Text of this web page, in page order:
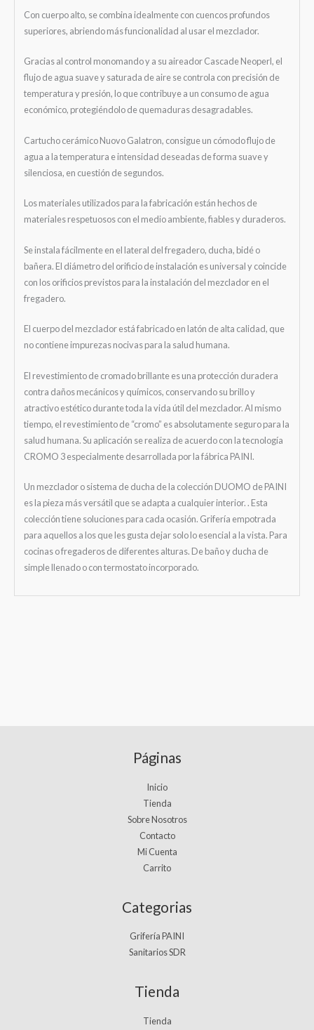
Con cuerpo alto, se combina idealmente con cuencos profundos
superiores, abriendo más funcionalidad al usar el mezclador.
Gracias al control monomando y a su aireador Cascade Neoperl, el
flujo de agua suave y saturada de aire se controla con precisión de
temperatura y presión, lo que contribuye a un consumo de agua
económico, protegiéndolo de quemaduras desagradables.
Cartucho cerámico Nuovo Galatron, consigue un cómodo flujo de
agua a la temperatura e intensidad deseadas de forma suave y
silenciosa, en cuestión de segundos.
Los materiales utilizados para la fabricación están hechos de
materiales respetuosos con el medio ambiente, fiables y duraderos.
Se instala fácilmente en el lateral del fregadero, ducha, bidé o
bañera. El diámetro del orificio de instalación es universal y coincide
con los orificios previstos para la instalación del mezclador en el
fregadero.
El cuerpo del mezclador está fabricado en latón de alta calidad, que
no contiene impurezas nocivas para la salud humana.
El revestimiento de cromado brillante es una protección duradera
contra daños mecánicos y químicos, conservando su brillo y
atractivo estético durante toda la vida útil del mezclador. Al mismo
tiempo, el revestimiento de “cromo” es absolutamente seguro para la
salud humana. Su aplicación se realiza de acuerdo con la tecnología
CROMO 3 especialmente desarrollada por la fábrica PAINI.
Un mezclador o sistema de ducha de la colección DUOMO de PAINI
es la pieza más versátil que se adapta a cualquier interior. . Esta
colección tiene soluciones para cada ocasión. Grifería empotrada
para aquellos a los que les gusta dejar solo lo esencial a la vista. Para
cocinas o fregaderos de diferentes alturas. De baño y ducha de
simple llenado o con termostato incorporado.
Páginas
Inicio
Tienda
Sobre Nosotros
Contacto
Mi Cuenta
Carrito
Categorias
Grifería PAINI
Sanitarios SDR
Tienda
Tienda